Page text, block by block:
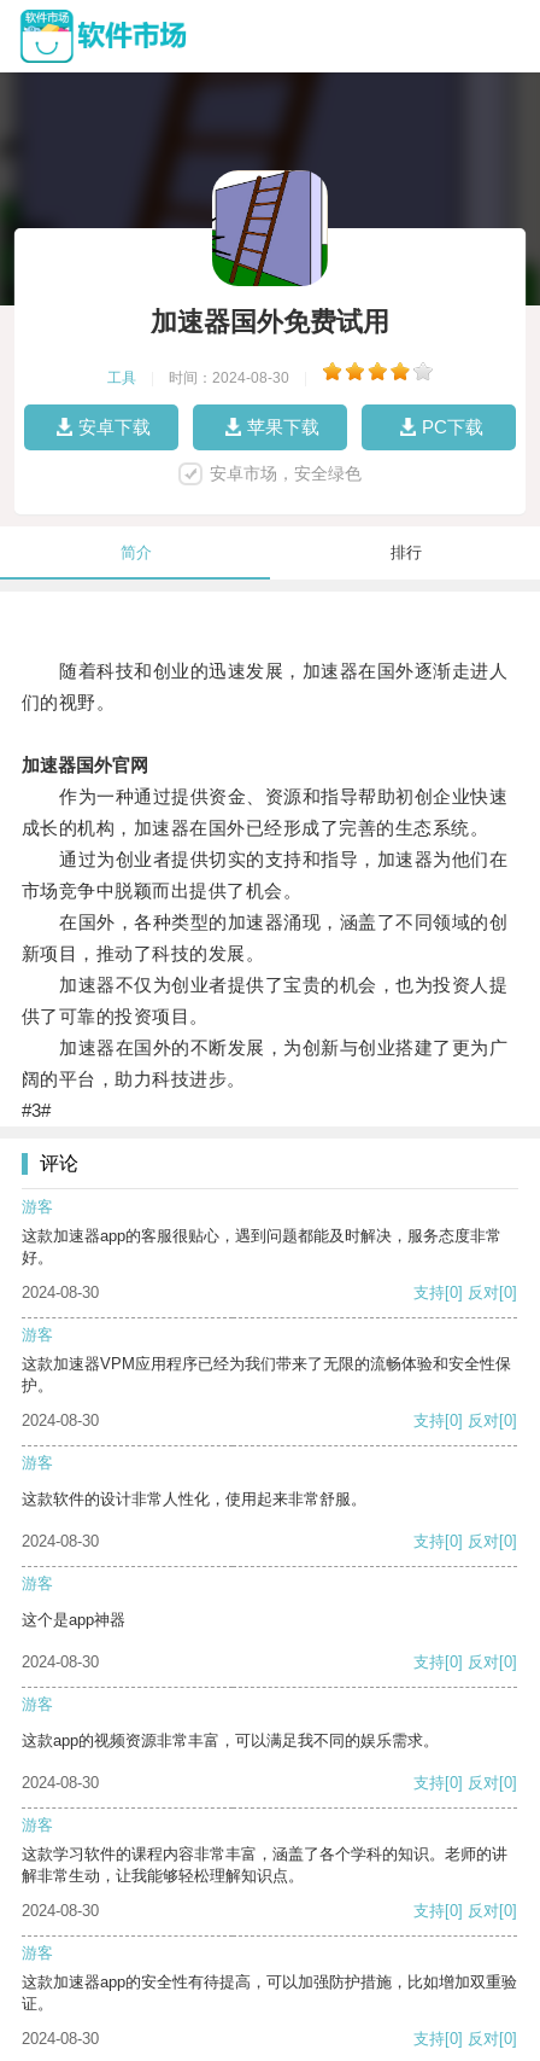
加速器国外免费试用
工具 时间：2024-08-30
安卓下载 苹果下载 PC下载
安卓市场，安全绿色
简介 排行
随着科技和创业的迅速发展，加速器在国外逐渐走进人
们的视野。
加速器国外官网
作为一种通过提供资金、资源和指导帮助初创企业快速
成长的机构，加速器在国外已经形成了完善的生态系统。
通过为创业者提供切实的支持和指导，加速器为他们在
市场竞争中脱颖而出提供了机会。
在国外，各种类型的加速器涌现，涵盖了不同领域的创
新项目，推动了科技的发展。
加速器不仅为创业者提供了宝贵的机会，也为投资人提
供了可靠的投资项目。
加速器在国外的不断发展，为创新与创业搭建了更为广
阔的平台，助力科技进步。
#3#
评论
游客
这款加速器app的客服很贴心，遇到问题都能及时解决，服务态度非常
好。
2024-08-30
支持[0] 反对[0]
游客
这款加速器VPM应用程序已经为我们带来了无限的流畅体验和安全性保
护。
2024-08-30
支持[0] 反对[0]
游客
这款软件的设计非常人性化，使用起来非常舒服。
2024-08-30 支持[0] 反对[0]
游客
这个是app神器
2024-08-30 支持[0] 反对[0]
游客
这款app的视频资源非常丰富，可以满足我不同的娱乐需求。
2024-08-30 支持[0] 反对[0]
游客
这款学习软件的课程内容非常丰富，涵盖了各个学科的知识。老师的讲
解非常生动，让我能够轻松理解知识点。
2024-08-30
支持[0] 反对[0]
游客
这款加速器app的安全性有待提高，可以加强防护措施，比如增加双重验
证。
2024-08-30
支持[0] 反对[0]